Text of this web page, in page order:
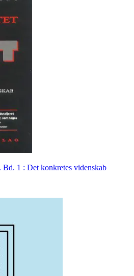
Bd. 1 : Det konkretes videnskab